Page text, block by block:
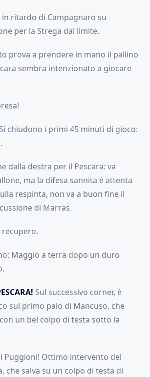
in ritardo di Campagnaro su
per la Strega dal limite.
prova a prendere in mano il pallino
sembra intenzionato a giocare
chiudono i primi 45 minuti di gioco:
dalla destra per il Pescara: va
ma la difesa sannita è attenta
respinta, non va a buon fine il
di Marras.
recupero.
Maggio a terra dopo un duro
Sul successivo corner, è
sul primo palo di Mancuso, che
un bel colpo di testa sotto la
Puggioni! Ottimo intervento del
che salva su un colpo di testa di